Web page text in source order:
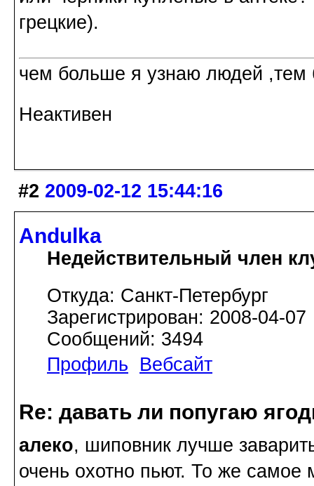
грецкие).
чем больше я узнаю людей
Неактивен
#2 2009-02-12 15:44:16
Andulka
Недействительный член
Откуда: Санкт-Петербург
Зарегистрирован: 2008-04-07
Сообщений: 3494
Профиль
Вебсайт
Re: давать ли попугаю
алеко, шиповник лучше
очень охотно пьют. То же